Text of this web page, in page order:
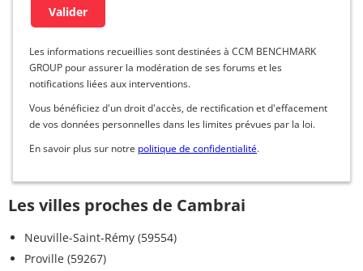
Les informations recueillies sont destinées à CCM BENCHMARK
GROUP pour assurer la modération de ses forums et les
notifications liées aux interventions.
Vous bénéficiez d'un droit d'accès, de rectification et d'effacement
de vos données personnelles dans les limites prévues par la loi.
En savoir plus sur notre politique de confidentialité.
Les villes proches de Cambrai
Neuville-Saint-Rémy (59554)
Proville (59267)